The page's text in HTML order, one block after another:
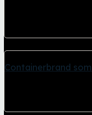
Containerbrand